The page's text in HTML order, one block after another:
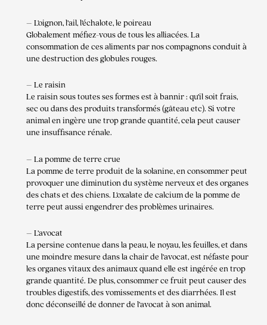
– L’oignon, l’ail, l’échalote, le poireau
Globalement méfiez-vous de tous les alliacées. La
consommation de ces aliments par nos compagnons conduit à
une destruction des globules rouges.
– Le raisin
Le raisin sous toutes ses formes est à bannir : qu’il soit frais,
sec ou dans des produits transformés (gâteau etc). Si votre
animal en ingère une trop grande quantité, cela peut causer
une insuffisance rénale.
– La pomme de terre crue
La pomme de terre produit de la solanine, en consommer peut
provoquer une diminution du système nerveux et des organes
des chats et des chiens. L’oxalate de calcium de la pomme de
terre peut aussi engendrer des problèmes urinaires.
– L’avocat
La persine contenue dans la peau, le noyau, les feuilles, et dans
une moindre mesure dans la chair de l’avocat, est néfaste pour
les organes vitaux des animaux quand elle est ingérée en trop
grande quantité. De plus, consommer ce fruit peut causer des
troubles digestifs, des vomissements et des diarrhées. Il est
donc déconseillé de donner de l’avocat à son animal.